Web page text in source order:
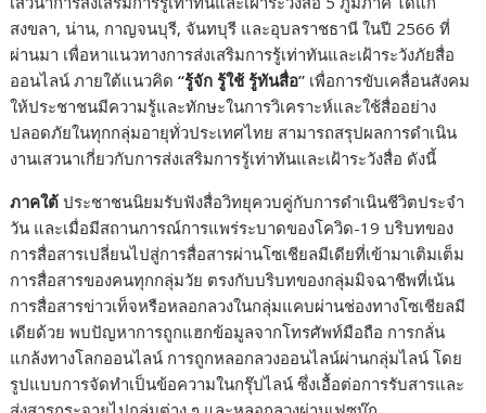
สงขลา, น่าน, กาญจนบุรี, จันทบุรี และอุบลราชธานี ในปี 2566 ที่
ผ่านมา เพื่อหาแนวทางการส่งเสริมการรู้เท่าทันและเฝ้าระวังภัยสื่อ
ออนไลน์ ภายใต้แนวคิด“รู้จัก รู้ใช้ รู้ทันสื่อ” เพื่อการขับเคลื่อนสังคม
ให้ประชาชนมีความรู้และทักษะในการวิเคราะห์และใช้สื่ออย่าง
ปลอดภัยในทุกกลุ่มอายุทั่วประเทศไทย สามารถสรุปผลการดำเนิน
งานเสวนาเกี่ยวกับการส่งเสริมการรู้เท่าทันและเฝ้าระวังสื่อ ดังนี้
ภาคใต้ ประชาชนนิยมรับฟังสื่อวิทยุควบคู่กับการดำเนินชีวิตประจำ
วัน และเมื่อมีสถานการณ์การแพร่ระบาดของโควิด-19 บริบทของ
การสื่อสารเปลี่ยนไปสู่การสื่อสารผ่านโซเชียลมีเดียที่เข้ามาเติมเต็ม
การสื่อสารของคนทุกกลุ่มวัย ตรงกับบริบทของกลุ่มมิจฉาชีพที่เน้น
การสื่อสารข่าวเท็จหรือหลอกลวงในกลุ่มแคบผ่านช่องทางโซเชียลมี
เดียด้วย พบปัญหาการถูกแฮกข้อมูลจากโทรศัพท์มือถือ การกลั่น
แกล้งทางโลกออนไลน์ การถูกหลอกลวงออนไลน์ผ่านกลุ่มไลน์ โดย
รูปแบบการจัดทำเป็นข้อความในกรุ๊ปไลน์ ซึ่งเอื้อต่อการรับสารและ